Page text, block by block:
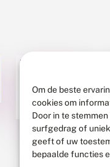
Om de beste
cookies om
Door in te
surfgedrag of
geeft of uw
bepaalde functies
3 augustus
2026
Nieuwe